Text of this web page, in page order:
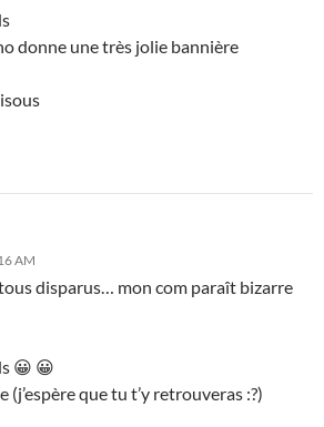
donne une très jolie bannière
AM
disparus… mon com paraît bizarre
😀 😀
(j’espère que tu t’y retrouveras :?)